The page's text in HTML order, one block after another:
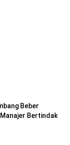
Beber
Bertindak